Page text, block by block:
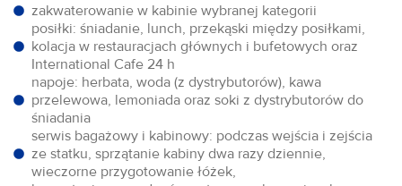
zakwaterowanie w kabinie wybranej kategorii
posiłki: śniadanie, lunch, przekąski między posiłkami,
kolacja w restauracjach głównych i bufetowych oraz
International Cafe 24 h
napoje: herbata, woda (z dystrybutorów), kawa
przelewowa, lemoniada oraz soki z dystrybutorów do
śniadania
serwis bagażowy i kabinowy: podczas wejścia i zejścia
ze statku, sprzątanie kabiny dwa razy dziennie,
wieczorne przygotowanie łóżek,